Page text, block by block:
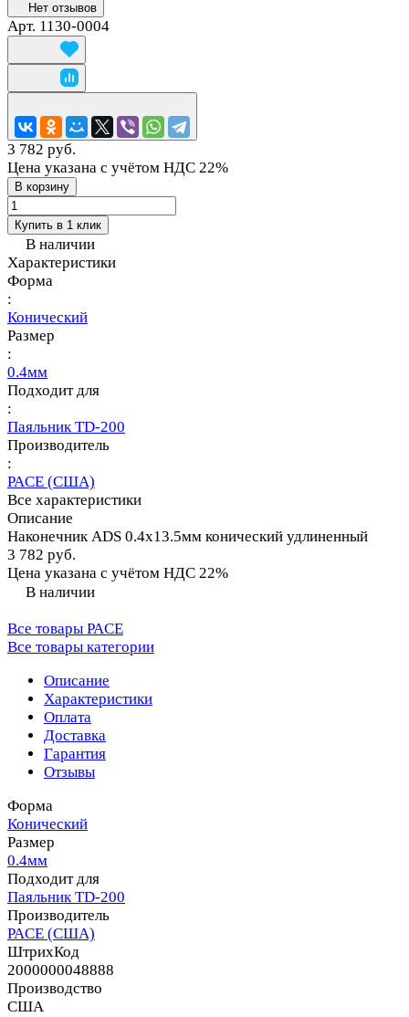
Нет отзывов
Арт. 1130-0004
3 782 руб.
Цена указана с учётом НДС 22%
В корзину
Купить в 1 клик
В наличии
Характеристики
Форма
:
Конический
Размер
:
0.4мм
Подходит для
:
Паяльник TD-200
Производитель
:
PACE (США)
Все характеристики
Описание
Наконечник ADS 0.4х13.5мм конический удлиненный
3 782 руб.
Цена указана с учётом НДС 22%
В наличии
Все товары PACE
Все товары категории
Описание
Характеристики
Оплата
Доставка
Гарантия
Отзывы
Форма
Конический
Размер
0.4мм
Подходит для
Паяльник TD-200
Производитель
PACE (США)
ШтрихКод
2000000048888
Производство
США